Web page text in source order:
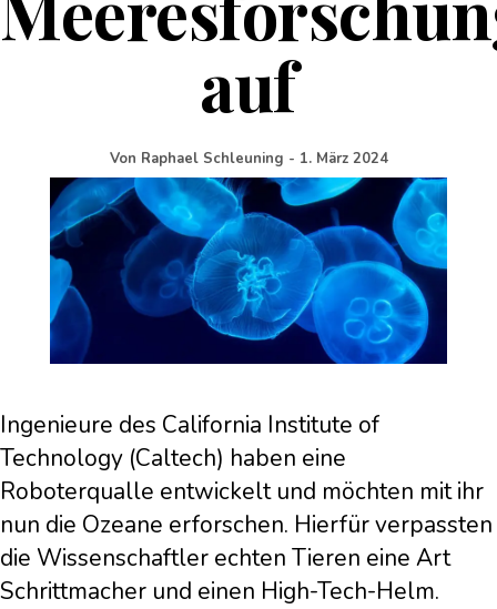
auf
Von Raphael Schleuning - 1. März 2024
Ingenieure des California Institute of
Technology (Caltech) haben eine
Roboterqualle entwickelt und möchten mit ihr
nun die Ozeane erforschen. Hierfür verpassten
die Wissenschaftler echten Tieren eine Art
Schrittmacher und einen High-Tech-Helm.